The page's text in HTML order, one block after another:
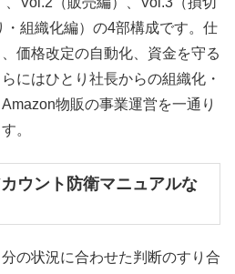
・組織化編）の4部構成です。仕
価格改定の自動化、資金を守る
にはひとり社長からの組織化・
物販の事業運営を一通り
。
ウント防衛マニュアルな
の状況に合わせた判断のすり合